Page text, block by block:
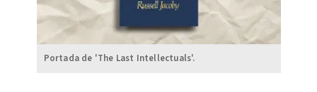
Portada de 'The Last Intellectuals'.